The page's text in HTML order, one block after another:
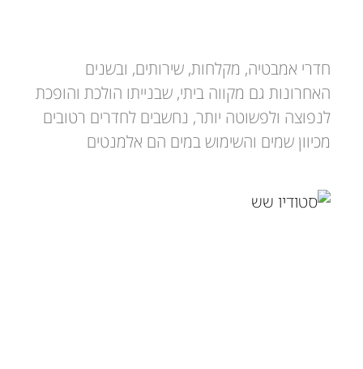
חדרי אמבטיה, מקלחות, שירותים, ובשנים
האחרונות גם מקווה ביתי, שבנייתו הולכת והופכת
לנפוצה ולפשוטה יותר, נחשבים לחדרים רטובים
מכיוון שמים והשימוש במים הם אלמנטים